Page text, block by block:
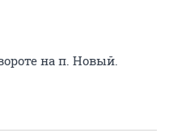
на п. Новый.